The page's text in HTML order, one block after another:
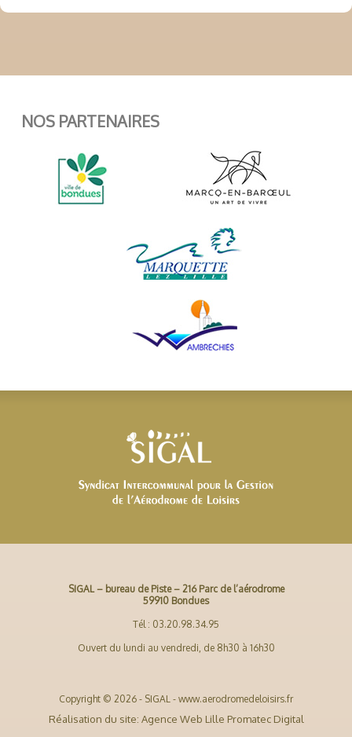
NOS PARTENAIRES
SIGAL – bureau de Piste – 216 Parc de l’aérodrome
59910 Bondues
Tél : 03.20.98.34.95
Ouvert du lundi au vendredi, de 8h30 à 16h30
Copyright © 2026 - SIGAL - www.aerodromedeloisirs.fr
Réalisation du site: Agence Web Lille Promatec Digital